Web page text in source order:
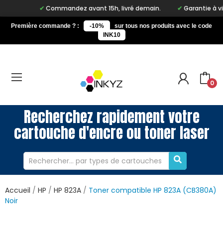
Commandez avant 15h, livré demain. Garantie à vie
Première commande ? : -10%
sur tous nos produits avec le code
INK10
0
Recherchez rapidement votre
cartouche d'encre ou toner laser
Accueil HP HP 823A
Toner compatible HP 823A (CB380A)
Noir